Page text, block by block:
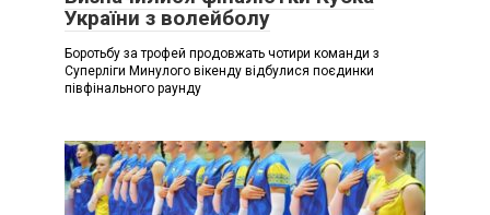
України з волейболу
Боротьбу за трофей продовжать чотири команди з
Суперліги Минулого вікенду відбулися поєдинки
півфінального раунду